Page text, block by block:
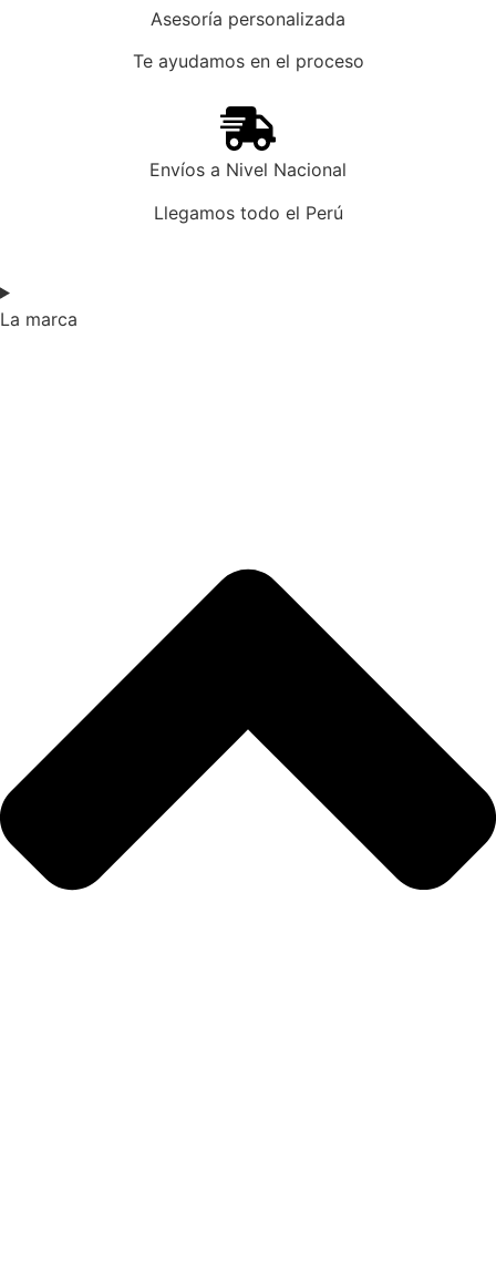
Asesoría personalizada
Te ayudamos en el proceso
Envíos a Nivel Nacional
Llegamos todo el Perú
La marca​